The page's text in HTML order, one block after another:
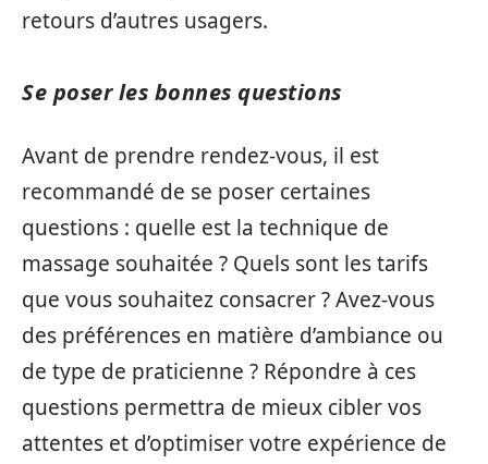
retours d’autres usagers.
Se poser les bonnes questions
Avant de prendre rendez-vous, il est
recommandé de se poser certaines
questions : quelle est la technique de
massage souhaitée ? Quels sont les tarifs
que vous souhaitez consacrer ? Avez-vous
des préférences en matière d’ambiance ou
de type de praticienne ? Répondre à ces
questions permettra de mieux cibler vos
attentes et d’optimiser votre expérience de